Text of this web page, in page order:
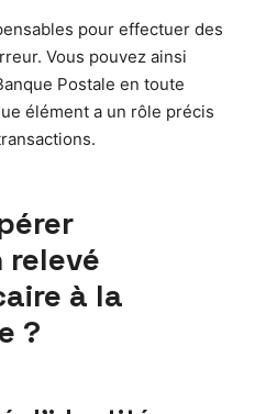
pour effectuer des
Vous pouvez ainsi
Postale en toute
élément a un rôle précis
à la
?